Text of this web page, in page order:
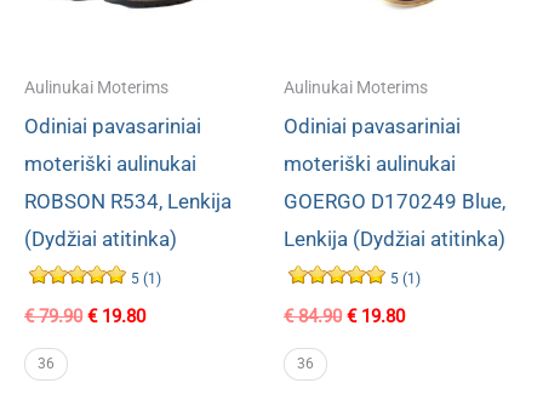
Aulinukai Moterims
Odiniai pavasariniai
moteriški aulinukai
ROBSON R534, Lenkija
(Dydžiai atitinka)
5 (1)
€79.90 Original
€19.80Current
36
Aulinukai Moterims
Odiniai pavasariniai
moteriški aulinukai
GOERGO D170249 Blue,
Lenkija (Dydžiai atitinka)
5 (1)
€84.90 Original
€19.80Current
36